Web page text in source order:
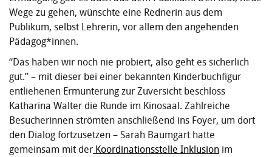
Wege zu gehen, wünschte eine Rednerin aus dem
Publikum, selbst Lehrerin, vor allem den angehenden
Pädagog*innen.
“Das haben wir noch nie probiert, also geht es sicherlich
gut.” – mit dieser bei einer bekannten Kinderbuchfigur
entliehenen Ermunterung zur Zuversicht beschloss
Katharina Walter die Runde im Kinosaal. Zahlreiche
Besucherinnen strömten anschließend ins Foyer, um dort
den Dialog fortzusetzen – Sarah Baumgart hatte
gemeinsam mit der Koordinationsstelle Inklusion im